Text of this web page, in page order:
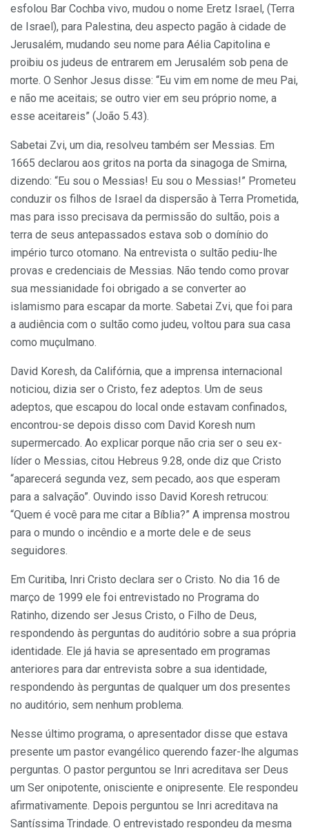
esfolou Bar Cochba vivo, mudou o nome Eretz Israel, (Terra
de Israel), para Palestina, deu aspecto pagão à cidade de
Jerusalém, mudando seu nome para Aélia Capitolina e
proibiu os judeus de entrarem em Jerusalém sob pena de
morte. O Senhor Jesus disse: “Eu vim em nome de meu Pai,
e não me aceitais; se outro vier em seu próprio nome, a
esse aceitareis” (João 5.43).
Sabetai Zvi, um dia, resolveu também ser Messias. Em
1665 declarou aos gritos na porta da sinagoga de Smirna,
dizendo: “Eu sou o Messias! Eu sou o Messias!” Prometeu
conduzir os filhos de Israel da dispersão à Terra Prometida,
mas para isso precisava da permissão do sultão, pois a
terra de seus antepassados estava sob o domínio do
império turco otomano. Na entrevista o sultão pediu-lhe
provas e credenciais de Messias. Não tendo como provar
sua messianidade foi obrigado a se converter ao
islamismo para escapar da morte. Sabetai Zvi, que foi para
a audiência com o sultão como judeu, voltou para sua casa
como muçulmano.
David Koresh, da Califórnia, que a imprensa internacional
noticiou, dizia ser o Cristo, fez adeptos. Um de seus
adeptos, que escapou do local onde estavam confinados,
encontrou-se depois disso com David Koresh num
supermercado. Ao explicar porque não cria ser o seu ex-
líder o Messias, citou Hebreus 9.28, onde diz que Cristo
“aparecerá segunda vez, sem pecado, aos que esperam
para a salvação”. Ouvindo isso David Koresh retrucou:
“Quem é você para me citar a Bíblia?” A imprensa mostrou
para o mundo o incêndio e a morte dele e de seus
seguidores.
Em Curitiba, Inri Cristo declara ser o Cristo. No dia 16 de
março de 1999 ele foi entrevistado no Programa do
Ratinho, dizendo ser Jesus Cristo, o Filho de Deus,
respondendo às perguntas do auditório sobre a sua própria
identidade. Ele já havia se apresentado em programas
anteriores para dar entrevista sobre a sua identidade,
respondendo às perguntas de qualquer um dos presentes
no auditório, sem nenhum problema.
Nesse último programa, o apresentador disse que estava
presente um pastor evangélico querendo fazer-lhe algumas
perguntas. O pastor perguntou se Inri acreditava ser Deus
um Ser onipotente, onisciente e onipresente. Ele respondeu
afirmativamente. Depois perguntou se Inri acreditava na
Santíssima Trindade. O entrevistado respondeu da mesma